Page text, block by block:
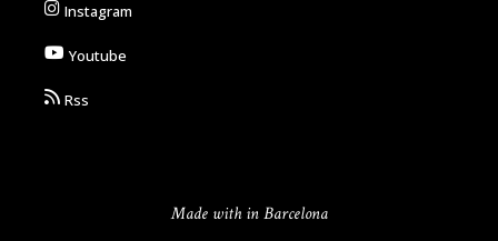
Instagram
Youtube
Rss
Made with in Barcelona